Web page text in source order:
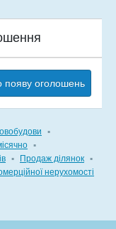
появу оголошень
▪
▪
▪ Продаж ділянок ▪
нерухомості